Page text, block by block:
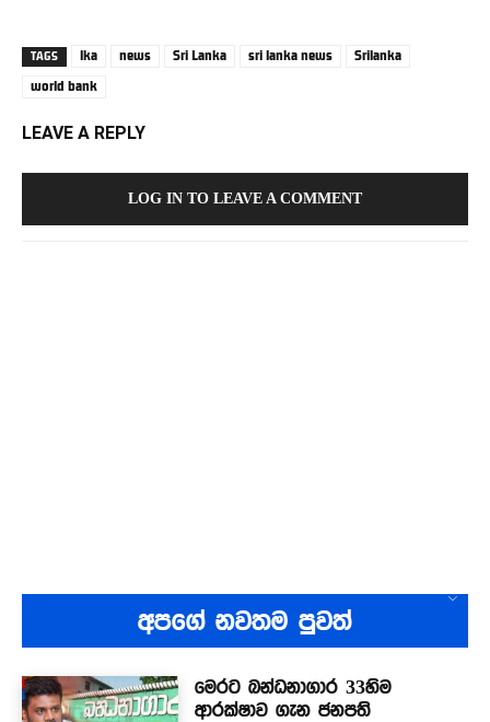
TAGS lka news Sri Lanka sri lanka news
Srilanka
world bank
LEAVE A REPLY
LOG IN TO LEAVE A COMMENT
අපගේ නවතම පුවත්
මෙරට බන්ධනාගාර 33හිම
ආරක්ෂාව ගැන ජනපති